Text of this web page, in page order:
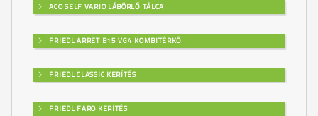
ACO SELF VARIO LÁBÖRLŐ TÁLCA
FRIEDL ARRET B15 VG4 KOMBITÉRKŐ
FRIEDL CLASSIC KERÍTÉS
FRIEDL FARO KERÍTÉS